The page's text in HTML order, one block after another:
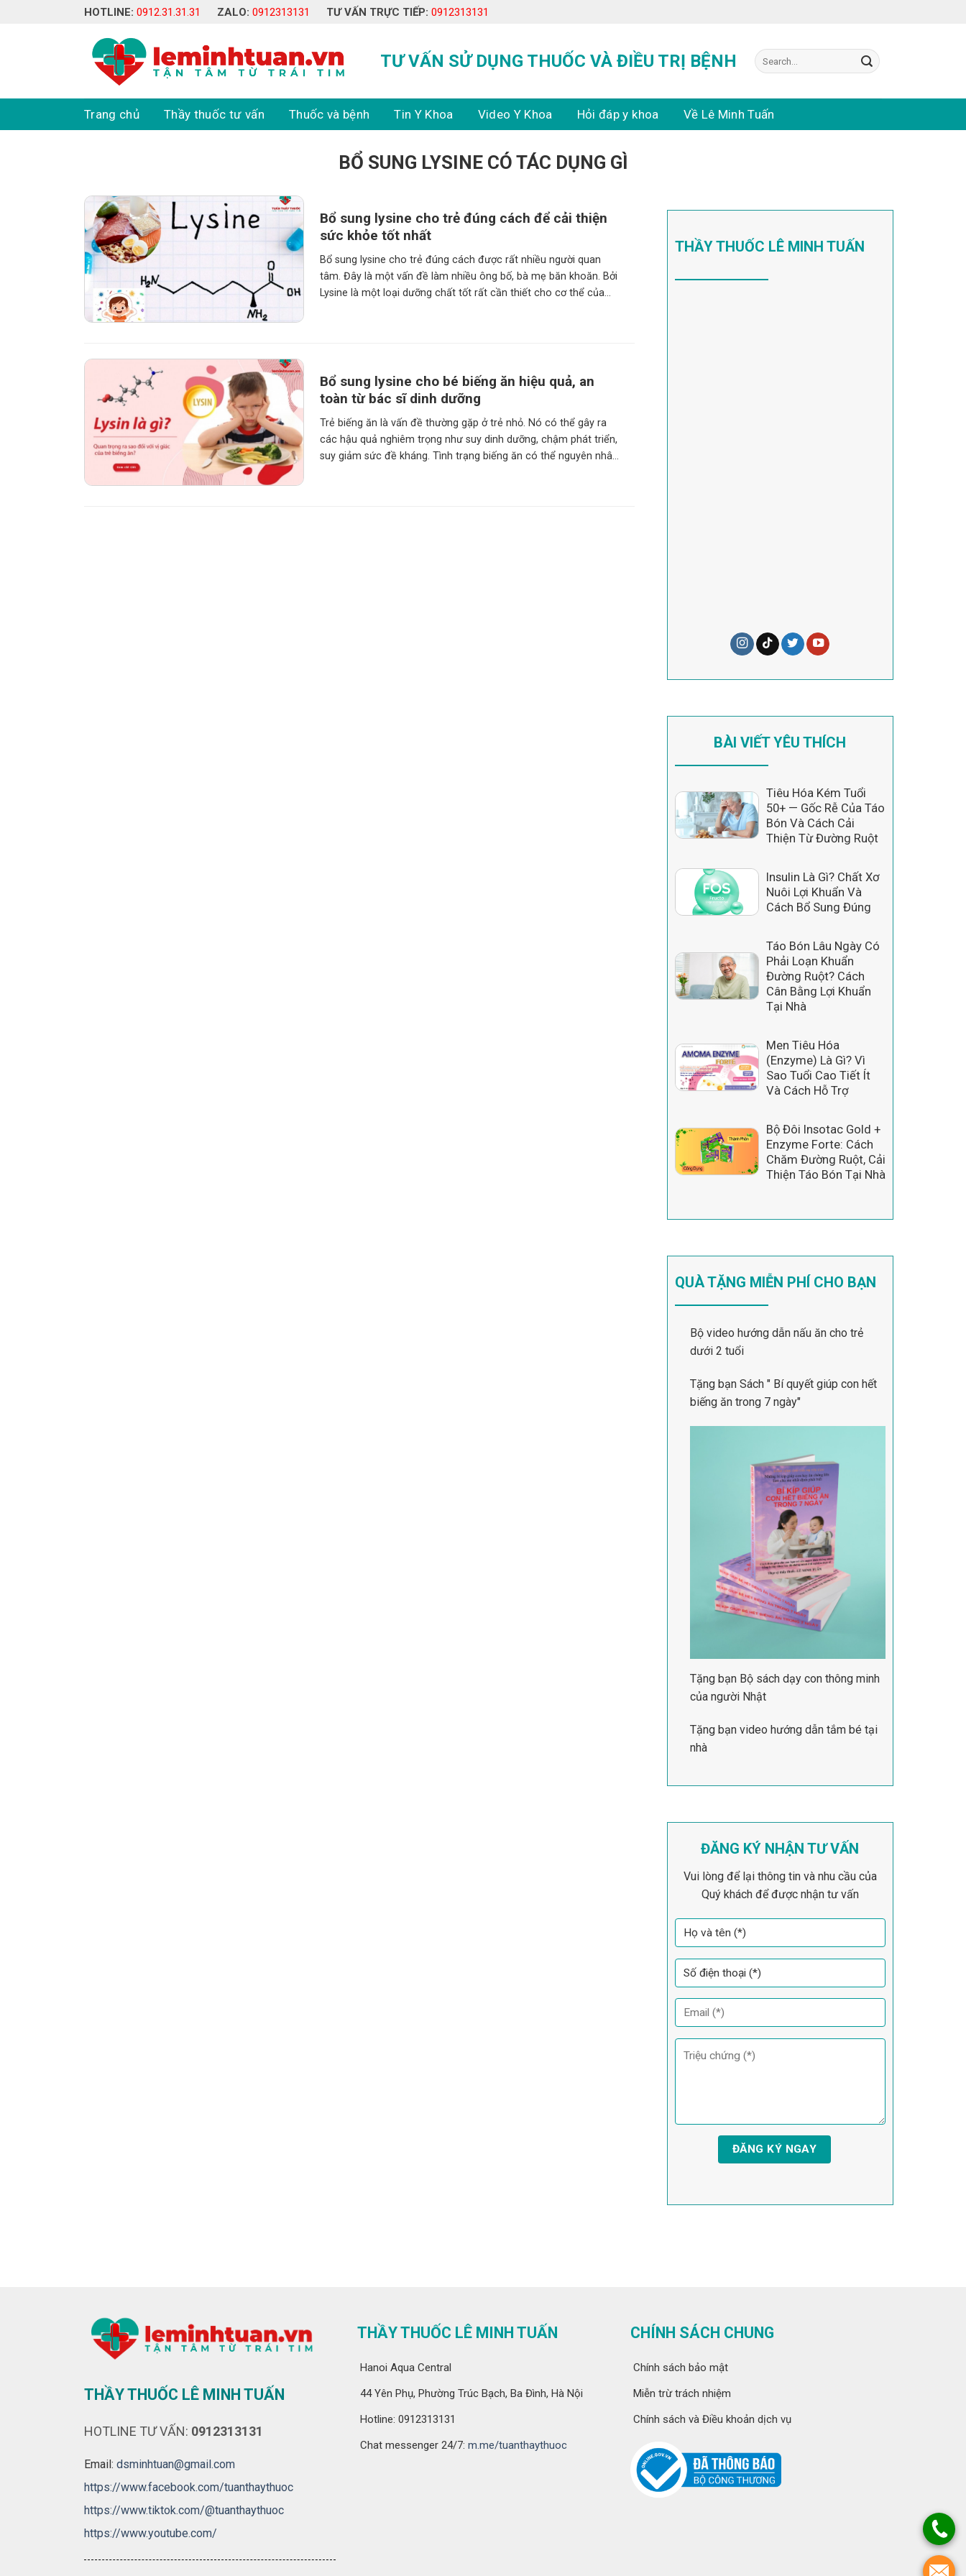
HOTLINE: 0912.31.31.31 ZALO: 0912313131 TƯ VẤN TRỰC TIẾP: 0912313131
TƯ VẤN SỬ DỤNG THUỐC VÀ ĐIỀU TRỊ BỆNH
Search
for:
Trang chủ Thầy thuốc tư vấn Thuốc và bệnh Tin Y Khoa Video Y Khoa Hỏi đáp y khoa Về Lê Minh Tuấn
BỔ SUNG LYSINE CÓ TÁC DỤNG GÌ
Bổ sung lysine cho trẻ đúng cách để cải thiện
sức khỏe tốt nhất
Bổ sung lysine cho trẻ đúng cách được rất nhiều người quan
tâm. Đây là một vấn đề làm nhiều ông bố, bà mẹ băn khoăn. Bởi
Lysine là một loại dưỡng chất tốt rất cần thiết cho cơ thể của
Bổ sung lysine cho bé biếng ăn hiệu quả, an
toàn từ bác sĩ dinh dưỡng
Trẻ biếng ăn là vấn đề thường gặp ở trẻ nhỏ. Nó có thể gây ra
các hậu quả nghiêm trọng như suy dinh dưỡng, chậm phát triển,
suy giảm sức đề kháng. Tình trạng biếng ăn có thể nguyên nhân
THẦY THUỐC LÊ MINH TUẤN
BÀI VIẾT YÊU THÍCH
Tiêu Hóa Kém Tuổi
50+ — Gốc Rễ Của Táo
Bón Và Cách Cải
Thiện Từ Đường Ruột
Insulin Là Gì? Chất Xơ
Nuôi Lợi Khuẩn Và
Cách Bổ Sung Đúng
Táo Bón Lâu Ngày Có
Phải Loạn Khuẩn
Đường Ruột? Cách
Cân Bằng Lợi Khuẩn
Tại Nhà
Men Tiêu Hóa
(Enzyme) Là Gì? Vì
Sao Tuổi Cao Tiết Ít
Và Cách Hỗ Trợ
Bộ Đôi Insotac Gold +
Enzyme Forte: Cách
Chăm Đường Ruột, Cải
Thiện Táo Bón Tại Nhà
QUÀ TẶNG MIỄN PHÍ CHO BẠN
Bộ video hướng dẫn nấu ăn cho trẻ
dưới 2 tuổi
Tặng bạn Sách " Bí quyết giúp con hết
biếng ăn trong 7 ngày"
Tặng bạn Bộ sách dạy con thông minh
của người Nhật
Tặng bạn video hướng dẫn tắm bé tại
nhà
ĐĂNG KÝ NHẬN TƯ VẤN
Vui lòng để lại thông tin và nhu cầu của
Quý khách để được nhận tư vấn
THẦY THUỐC LÊ MINH TUẤN
HOTLINE TƯ VẤN: 0912313131
Email: dsminhtuan@gmail.com
https://www.facebook.com/tuanthaythuoc
https://www.tiktok.com/@tuanthaythuoc
https://www.youtube.com/
THẦY THUỐC LÊ MINH TUẤN
Hanoi Aqua Central
44 Yên Phụ, Phường Trúc Bạch, Ba Đình, Hà Nội
Hotline: 0912313131
Chat messenger 24/7: m.me/tuanthaythuoc
CHÍNH SÁCH CHUNG
Chính sách bảo mật
Miễn trừ trách nhiệm
Chính sách và Điều khoản dịch vụ